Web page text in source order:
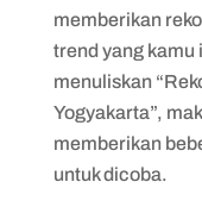
memberikan
trend yang kamu
menuliskan
Yogyakarta”,
memberikan
untuk dicoba.